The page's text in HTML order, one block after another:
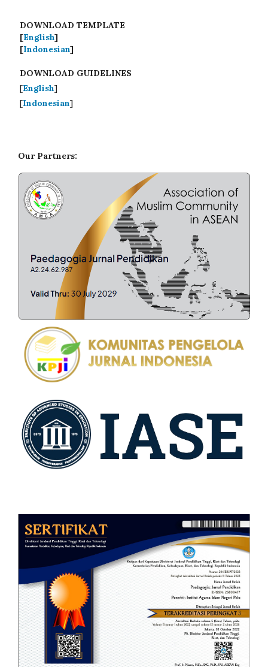
DOWNLOAD TEMPLATE
[English]
[Indonesian]
DOWNLOAD GUIDELINES
[English]
[Indonesian]
Our Partners: